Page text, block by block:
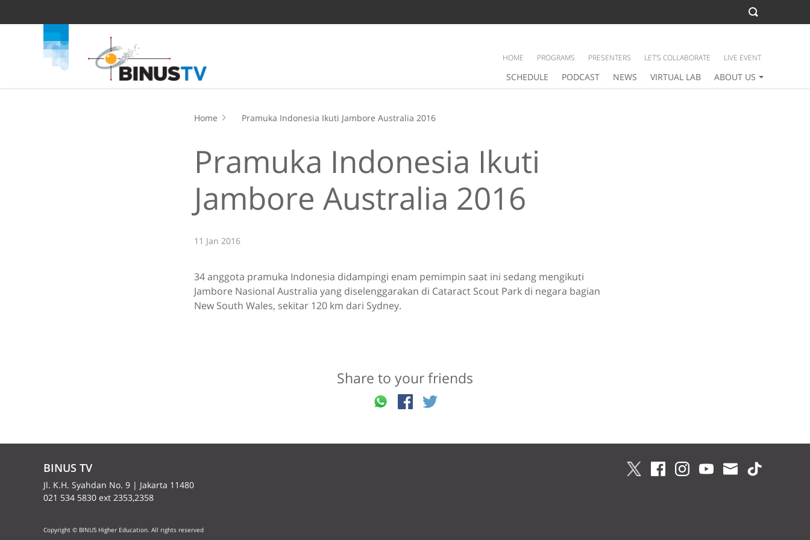
SCHEDULE PODCAST NEWS VIRTUAL LAB ABOUT US
HOME PROGRAMS PRESENTERS LET’S COLLABORATE LIVE EVENT
Home Pramuka Indonesia Ikuti Jambore Australia 2016
Pramuka Indonesia Ikuti
Jambore Australia 2016
11 Jan 2016
34 anggota pramuka Indonesia didampingi enam pemimpin saat ini sedang mengikuti
Jambore Nasional Australia yang diselenggarakan di Cataract Scout Park di negara bagian
New South Wales, sekitar 120 km dari Sydney.
Share to your friends
BINUS TV
Jl. K.H. Syahdan No. 9 | Jakarta 11480
021 534 5830 ext 2353,2358
Copyright © BINUS Higher Education. All rights reserved